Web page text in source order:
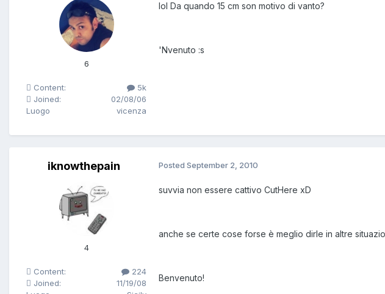
6
Content:
5k
Joined:
02/08/06
Luogo
vicenza
lol Da quando 15 cm son motivo di vanto?
'Nvenuto :s
iknowthepain
4
Content:
224
Joined:
11/19/08
Posted September 2, 2010
suvvia non essere cattivo CutHere xD
anche se certe cose forse è meglio dirle in altre
Benvenuto!